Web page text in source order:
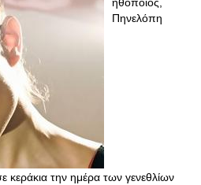
Πηνελόπη
την ημέρα των γενεθλίων